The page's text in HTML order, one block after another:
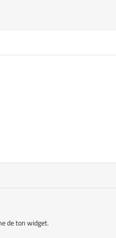
de ton widget.